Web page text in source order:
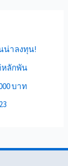
น่าลงทุน!
หลักพัน
บาท